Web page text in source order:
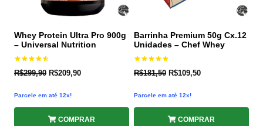
Whey Protein Ultra Pro 900g
– Universal Nutrition
Avaliação
4.60
R$299,90 R$209,90
Parcele em até 12x!
COMPRAR
Barrinha Premium 50g Cx.12
Unidades – Chef Whey
Avaliação
5.00
R$181,50 R$109,50
Parcele em até 12x!
COMPRAR